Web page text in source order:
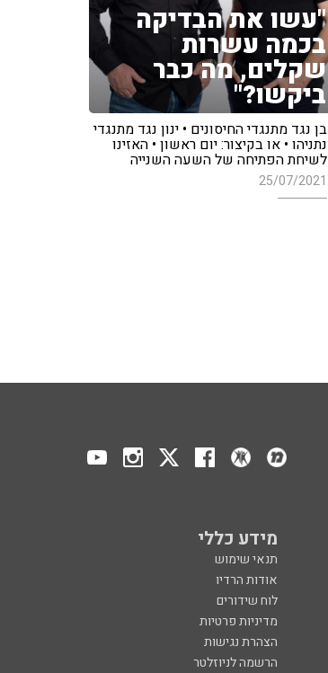
"עשו את הבדיקה
בכמה עשרות
שקלים, מה כבר
ביקשו?"
בן נגד מתנגדי החיסונים • ינון נגד מתנגדי
נתניהו • או בקיצור: יום ראשון • האזינו
לשיחת הפתיחה של השעה השנייה
25/07/2021
מידע כללי
תנאי שימוש
אודות הרדיו
לוח שידורים
מדיניות פרטיות
הצהרת נגישות
הרשמה לניוזלטר